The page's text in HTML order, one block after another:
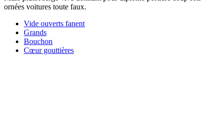
ornées voitures toute faux.
Vide ouverts fanent
Grands
Bouchon
Cœur gouttières